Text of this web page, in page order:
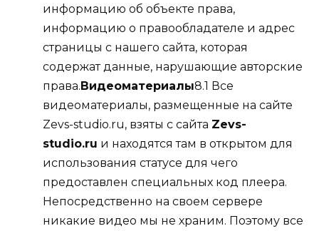
информацию об объекте права,
информацию о правообладателе и адрес
страницы с нашего сайта, которая
содержат данные, нарушающие авторские
права.Видеоматериалы8.1 Все
видеоматериалы, размещенные на сайте
Zevs-studio.ru, взяты с сайта Zevs-
studio.ru и находятся там в открытом для
использования статусе для чего
предоставлен специальных код плеера.
Непосредственно на своем сервере
никакие видео мы не храним. Поэтому все